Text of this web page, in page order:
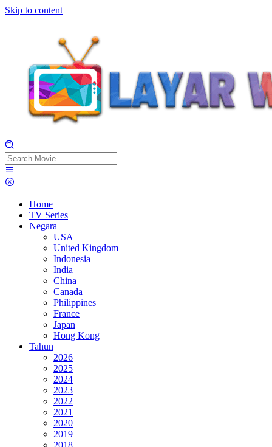
Skip to content
Home
TV Series
Negara
USA
United Kingdom
Indonesia
India
China
Canada
Philippines
France
Japan
Hong Kong
Tahun
2026
2025
2024
2023
2022
2021
2020
2019
2018